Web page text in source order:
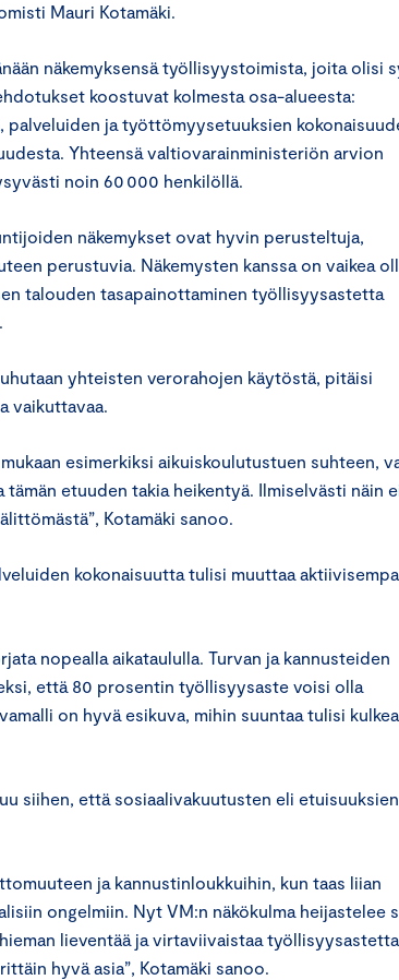
Mauri Kotamäki.
näkemyksensä työllisyystoimista, joita olisi
koostuvat kolmesta osa-alueesta:
palveluiden ja työttömyysetuuksien
Yhteensä valtiovarainministeriön arvion
noin 60 000 henkilöllä.
näkemykset ovat hyvin perusteltuja,
perustuvia. Näkemysten kanssa on vaikea
talouden tasapainottaminen työllisyysastetta
yhteisten verorahojen käytöstä, pitäisi
vaikuttavaa.
esimerkiksi aikuiskoulutustuen suhteen,
etuuden takia heikentyä. Ilmiselvästi näin
Kotamäki sanoo.
kokonaisuutta tulisi muuttaa
nopealla aikataululla. Turvan ja kannusteiden
että 80 prosentin työllisyysaste voisi olla
on hyvä esikuva, mihin suuntaa tulisi
siihen, että sosiaalivakuutusten eli
ja kannustinloukkuihin, kun taas liian
ongelmiin. Nyt VM:n näkökulma heijastelee
lieventää ja virtaviivaistaa työllisyysastetta
hyvä asia”, Kotamäki sanoo.